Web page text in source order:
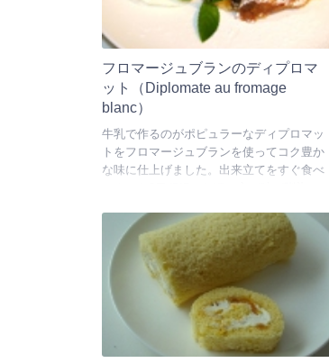
フロマージュブランのディプロマ
ット（Diplomate au fromage
blanc）
牛乳で作るのがポピュラーなディプロマッ
トをフロマージュブランを使ってコク豊か
な味に仕上げました。出来立てをすぐ食べ